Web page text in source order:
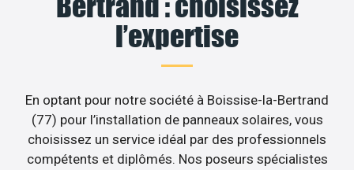
l’expertise
En optant pour notre société à Boissise-la-Bertrand
(77) pour l’installation de panneaux solaires, vous
choisissez un service idéal par des professionnels
compétents et diplômés. Nos poseurs spécialistes